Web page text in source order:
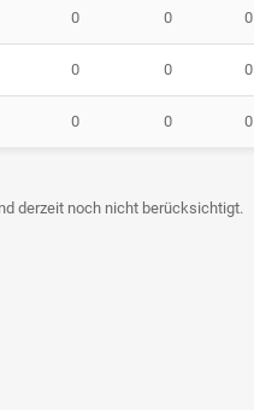
0 0 0
0 0 0
0 0 0
derzeit noch nicht berücksichtigt.